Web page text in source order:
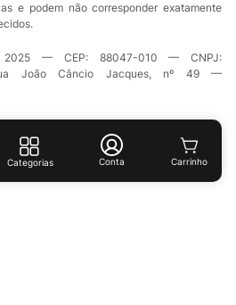
Categorias Conta
e podem não corresponder exatamente
2025 — CEP: 88047-010 — CNPJ:
João Câncio Jacques, nº 49 —